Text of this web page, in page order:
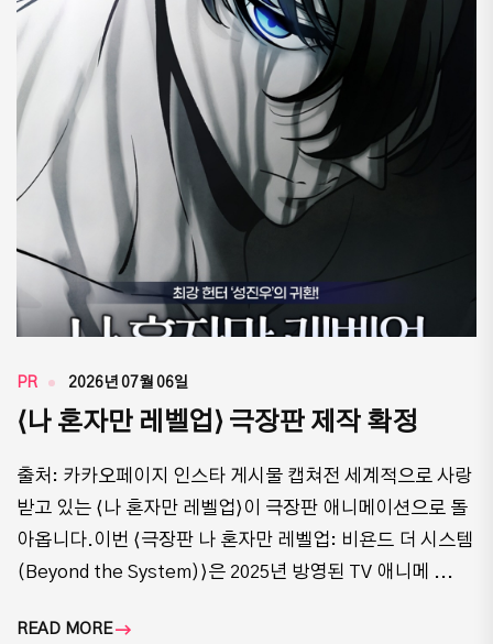
PR 2026년 07월 06일
⟨나 혼자만 레벨업⟩ 극장판 제작 확정
출처: 카카오페이지 인스타 게시물 캡쳐전 세계적으로 사랑
받고 있는 ⟨나 혼자만 레벨업⟩이 극장판 애니메이션으로 돌
아옵니다.이번 ⟨극장판 나 혼자만 레벨업: 비욘드 더 시스템
(Beyond the System)⟩은 2025년 방영된 TV 애니메 ...
READ MORE